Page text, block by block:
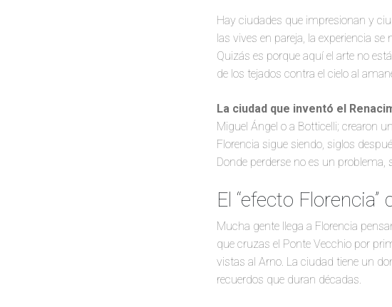
Hay ciudades que impresionan y
las vives en pareja, la experiencia
Quizás es porque aquí el arte no
de los tejados contra el cielo al
La ciudad que inventó el
Miguel Ángel o a Botticelli; crearon
Florencia sigue siendo, siglos
Donde perderse no es un problema,
El “efecto
Mucha gente llega a Florencia
que cruzas el Ponte Vecchio por
vistas al Arno. La ciudad tiene un
recuerdos que duran décadas.